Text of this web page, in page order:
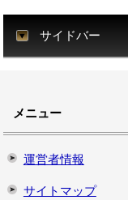
サイドバー
メニュー
運営者情報
サイトマップ